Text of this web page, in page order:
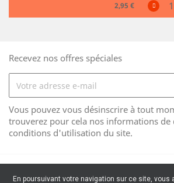
2,95 €
Recevez nos offres spéciales
Vous pouvez vous désinscrire à tout
trouverez pour cela nos informations de
conditions d'utilisation du site.
En poursuivant votre navigation sur ce site,